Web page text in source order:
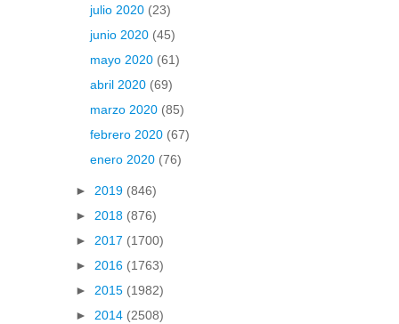
julio 2020 (23)
junio 2020 (45)
mayo 2020 (61)
abril 2020 (69)
marzo 2020 (85)
febrero 2020 (67)
enero 2020 (76)
► 2019 (846)
► 2018 (876)
► 2017 (1700)
► 2016 (1763)
► 2015 (1982)
► 2014 (2508)